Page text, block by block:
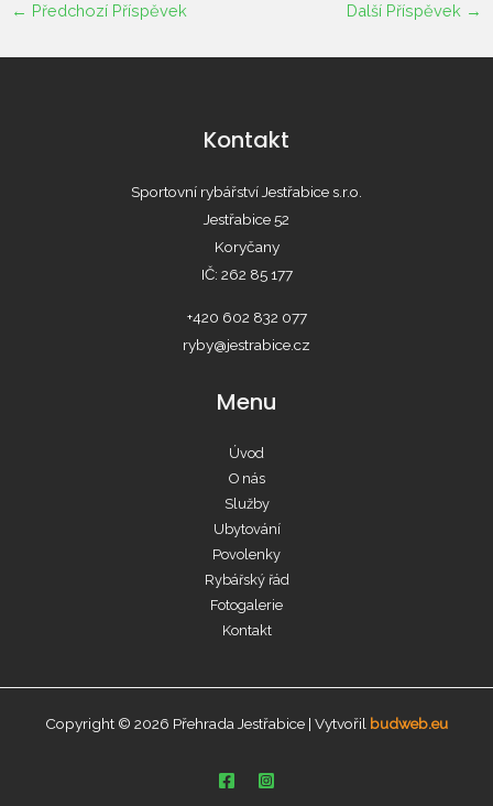
← Předchozí Příspěvek Další Příspěvek →
Kontakt
Sportovní rybářství Jestřabice s.r.o.
Jestřabice 52
Koryčany
IČ: 262 85 177
+420 602 832 077
ryby@jestrabice.cz
Menu
Úvod
O nás
Služby
Ubytování
Povolenky
Rybářský řád
Fotogalerie
Kontakt
Copyright © 2026 Přehrada Jestřabice | Vytvořil budweb.eu